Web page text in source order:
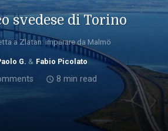
svedese di Torino
a Zlatan: imparare da Malmö
G. Fabio Picolato
access_time 8 min read